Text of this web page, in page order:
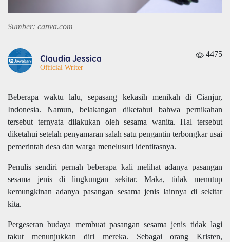
Sumber: canva.com
Claudia Jessica
Official Writer
4475
Beberapa waktu lalu, sepasang kekasih menikah di Cianjur,
Indonesia. Namun, belakangan diketahui bahwa pernikahan
tersebut ternyata dilakukan oleh sesama wanita. Hal tersebut
diketahui setelah penyamaran salah satu pengantin terbongkar usai
pemerintah desa dan warga menelusuri identitasnya.
Penulis sendiri pernah beberapa kali melihat adanya pasangan
sesama jenis di lingkungan sekitar. Maka, tidak menutup
kemungkinan adanya pasangan sesama jenis lainnya di sekitar
kita.
Pergeseran budaya membuat pasangan sesama jenis tidak lagi
takut menunjukkan diri mereka. Sebagai orang Kristen,